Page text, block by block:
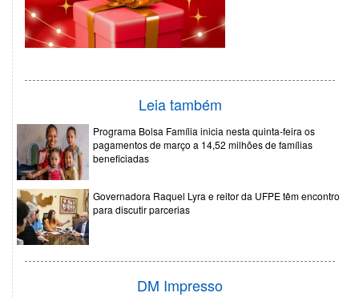
Leia também
Programa Bolsa Família inicia nesta quinta-feira os
pagamentos de março a 14,52 milhões de famílias
beneficiadas
Governadora Raquel Lyra e reitor da UFPE têm encontro
para discutir parcerias
DM Impresso